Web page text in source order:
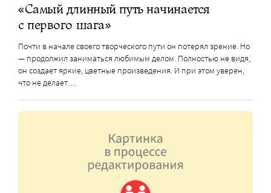
«Самый длинный путь начинается
с первого шага»
Почти в начале своего творческого пути он потерял зрение. Но
— продолжил заниматься любимым делом. Полностью не видя,
он создает яркие, цветные произведения. И при этом уверен,
что не делает…